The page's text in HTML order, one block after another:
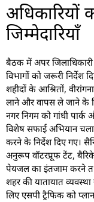
अधिकारियों
जिम्मेदारियाँ
बैठक में अपर
विभागों को जरूरी निर्देश
शहीदों के आश्रितों,
लाने और वापस ले जाने के
नगर निगम को गांधी
विशेष सफाई अभियान
करने के निर्देश दिए गए।
अनुरूप वॉटरप्रूफ टेंट,
पेयजल का इंतजाम करने
शहर की यातायात
लिए एसपी ट्रैफिक को